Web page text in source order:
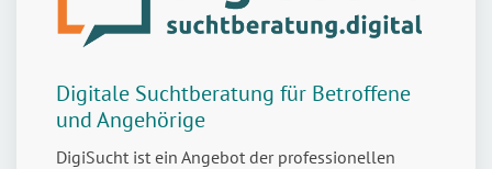
Digitale Suchtberatung für Betroffene
und Angehörige
DigiSucht ist ein Angebot der professionellen